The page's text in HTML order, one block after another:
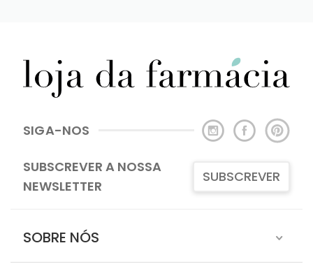
SIGA-NOS
SUBSCREVER A NOSSA
NEWSLETTER
SUBSCREVER
SOBRE NÓS